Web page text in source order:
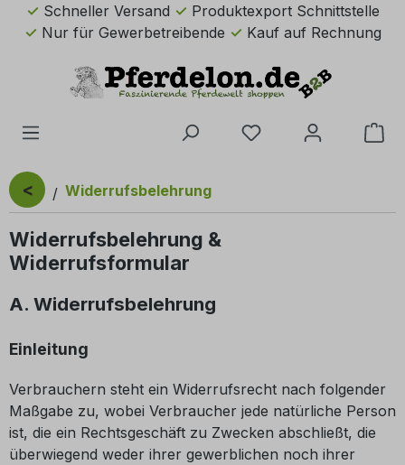
Zum Hauptinhalt springen
Schneller Versand
Produktexport Schnittstelle
Nur für Gewerbetreibende
Kauf auf Rechnung
Du hast 0 Produkte
< Widerrufsbelehrung
Widerrufsbelehrung &
Widerrufsformular
A. Widerrufsbelehrung
Einleitung
Verbrauchern steht ein Widerrufsrecht nach folgender
Maßgabe zu, wobei Verbraucher jede natürliche Person
ist, die ein Rechtsgeschäft zu Zwecken abschließt, die
überwiegend weder ihrer gewerblichen noch ihrer